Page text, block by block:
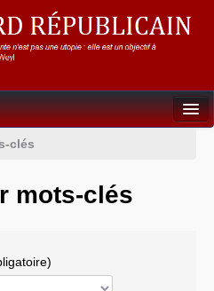
clés
mots-clés